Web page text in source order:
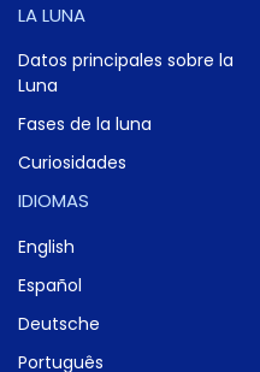
LA LUNA
Datos principales sobre la
Luna
Fases de la luna
Curiosidades
IDIOMAS
English
Español
Deutsche
Português